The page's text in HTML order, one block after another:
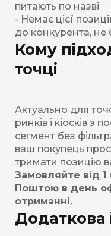
питають по назві
- Немає цієї
до конкурента, не
Кому
точці
Актуально для
ринків і кіосків з
сегмент без
ваш покупець
тримати позицію
Замовляйте від
Поштою в день
отриманні.
Додаткова